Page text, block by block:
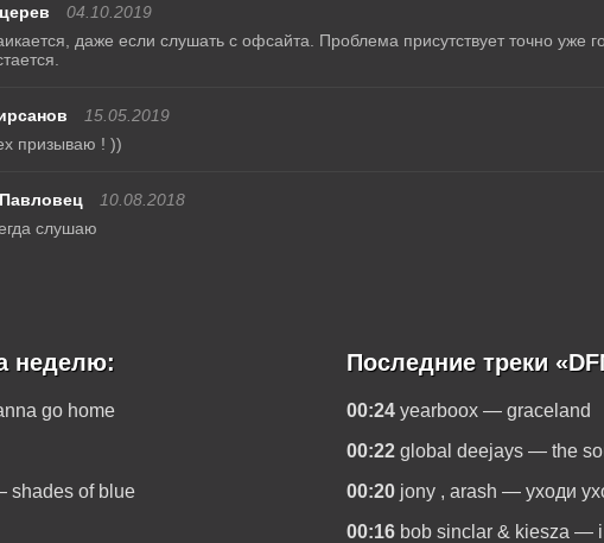
04.10.2019
даже если слушать с офсайта. Проблема присутствует точно уже
15.05.2019
призываю ! ))
10.08.2018
слушаю
неделю:
go home
shades of blue
Последние треки
00:24 yearboox — graceland
00:22 global deejays — the
00:20 jony , arash — уходи
00:16 bob sinclar & kiesza —